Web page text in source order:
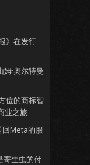
》在发行
·奥尔特曼
位的商标智
业之旅
Meta的服
寄生虫的付